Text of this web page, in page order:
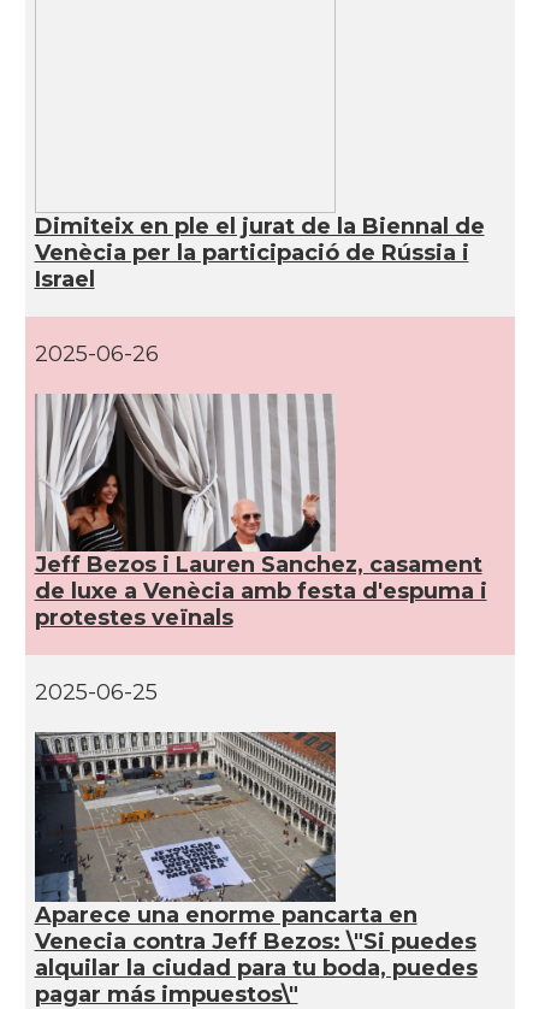
Dimiteix en ple el jurat de la Biennal de
Venècia per la participació de Rússia i
Israel
2025-06-26
Jeff Bezos i Lauren Sanchez, casament
de luxe a Venècia amb festa d'espuma i
protestes veïnals
2025-06-25
Aparece una enorme pancarta en
Venecia contra Jeff Bezos: \"Si puedes
alquilar la ciudad para tu boda, puedes
pagar más impuestos\"